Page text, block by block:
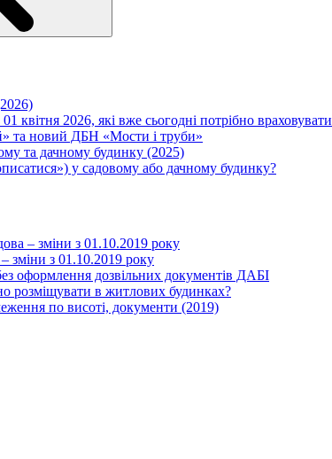
квітня 2026, які вже сьогодні потрібно враховувати
та новий ДБН «Мости і труби»
та дачному будинку (2025)
у садовому або дачному будинку?
– зміни з 01.10.2019 року
зміни з 01.10.2019 року
оформлення дозвільних документів ДАБІ
розміщувати в житлових будинках?
по висоті, документи (2019)